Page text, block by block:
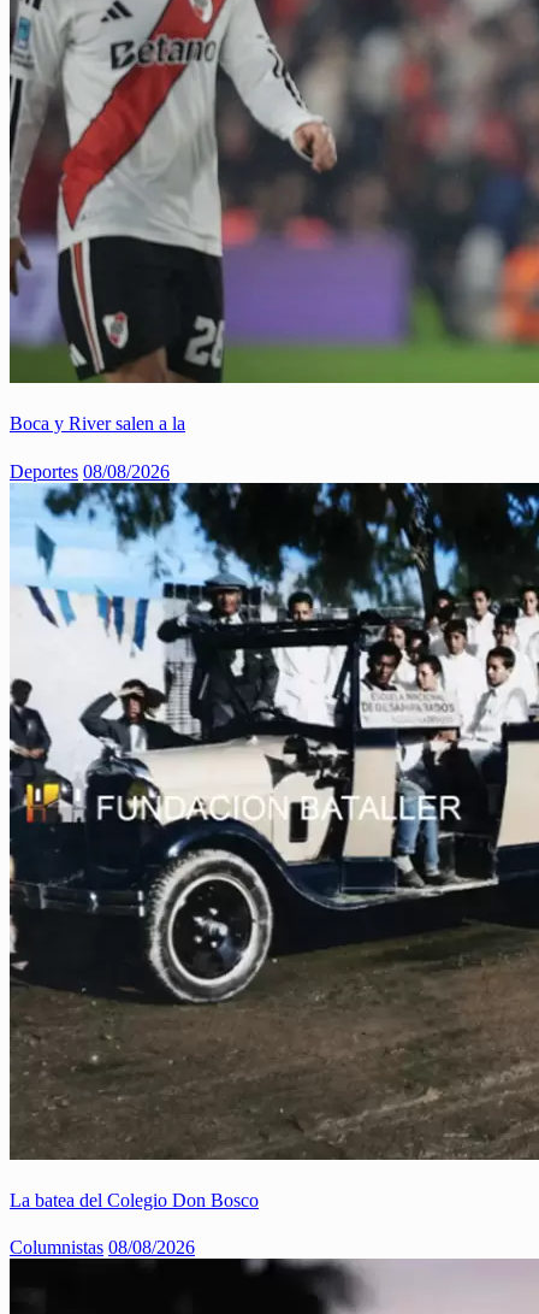
Boca y River salen a la
Deportes 08/08/2026
La batea del Colegio Don Bosco
Columnistas 08/08/2026